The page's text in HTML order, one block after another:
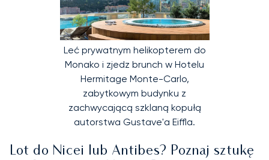
Leć prywatnym helikopterem do
Monako i zjedz brunch w Hotelu
Hermitage Monte-Carlo,
zabytkowym budynku z
zachwycającą szklaną kopułą
autorstwa Gustave'a Eiffla.
Lot do Nicei lub Antibes? Poznaj sztukę